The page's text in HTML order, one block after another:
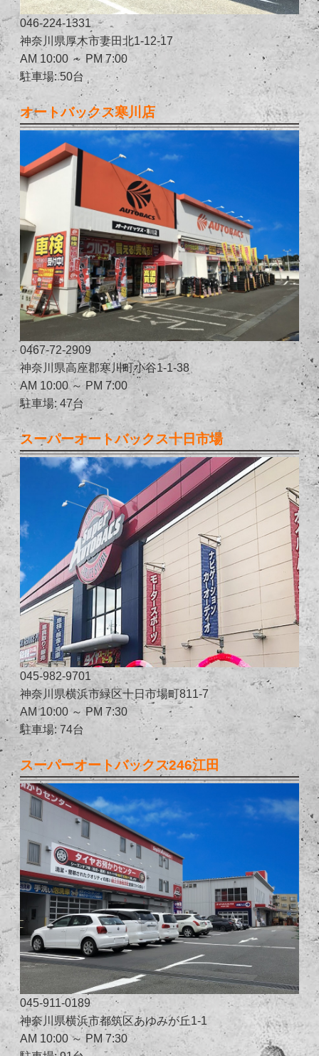
046-224-1331
神奈川県厚木市妻田北1-12-17
AM 10:00 ～ PM 7:00
駐車場: 50台
オートバックス寒川店
0467-72-2909
神奈川県高座郡寒川町小谷1-1-38
AM 10:00 ～ PM 7:00
駐車場: 47台
スーパーオートバックス十日市場
045-982-9701
神奈川県横浜市緑区十日市場町811-7
AM 10:00 ～ PM 7:30
駐車場: 74台
スーパーオートバックス246江田
045-911-0189
神奈川県横浜市都筑区あゆみが丘1-1
AM 10:00 ～ PM 7:30